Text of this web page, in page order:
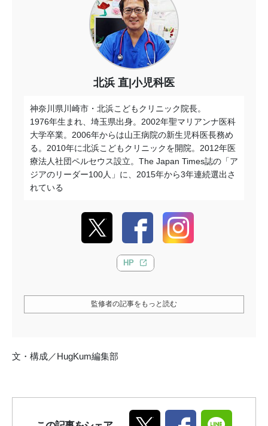
北浜 直|小児科医
神奈川県川崎市・北浜こどもクリニック院長。
1976年生まれ、埼玉県出身。2002年聖マリアンナ医科
大学卒業。2006年からは山王病院の新生児科医長務め
る。2010年に北浜こどもクリニックを開院。2012年医
療法人社団ペルセウス設立。The Japan Times誌の「ア
ジアのリーダー100人」に、2015年から3年連続選出さ
れている
HP
監修者の記事をもっと読む
文・構成／HugKum編集部